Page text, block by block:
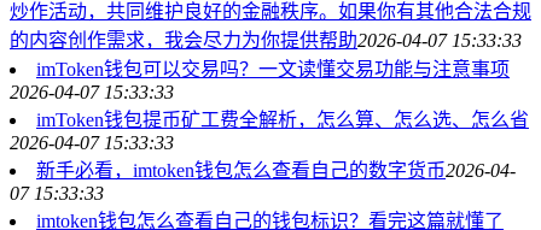
炒作活动，共同维护良好的金融秩序。如果你有其他合法合规
的内容创作需求，我会尽力为你提供帮助2026-04-07 15:33:33
imToken钱包可以交易吗？一文读懂交易功能与注意事项
2026-04-07 15:33:33
imToken钱包提币矿工费全解析，怎么算、怎么选、怎么省
2026-04-07 15:33:33
新手必看，imtoken钱包怎么查看自己的数字货币2026-04-
07 15:33:33
imtoken钱包怎么查看自己的钱包标识？看完这篇就懂了